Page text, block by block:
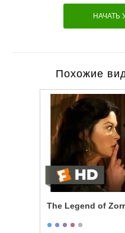
НАЧАТЬ
Похожие
The Legend of